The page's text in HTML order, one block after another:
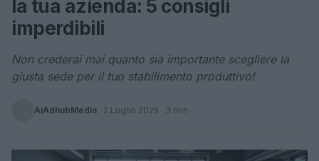
la tua azienda: 5 consigli
imperdibili
Non crederai mai quanto sia importante scegliere la
giusta sede per il tuo stabilimento produttivo!
AiAdhubMedia · 2 Luglio 2025 · 3 min